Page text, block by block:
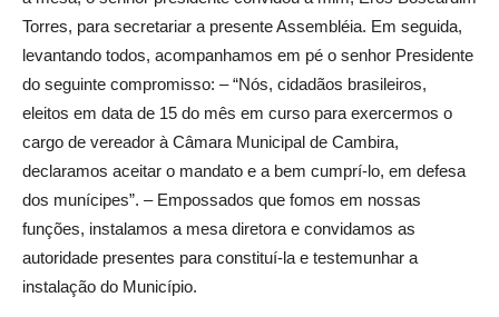
Torres, para secretariar a presente Assembléia. Em seguida,
levantando todos, acompanhamos em pé o senhor Presidente
do seguinte compromisso: – “Nós, cidadãos brasileiros,
eleitos em data de 15 do mês em curso para exercermos o
cargo de vereador à Câmara Municipal de Cambira,
declaramos aceitar o mandato e a bem cumprí-lo, em defesa
dos munícipes”. – Empossados que fomos em nossas
funções, instalamos a mesa diretora e convidamos as
autoridade presentes para constituí-la e testemunhar a
instalação do Município.